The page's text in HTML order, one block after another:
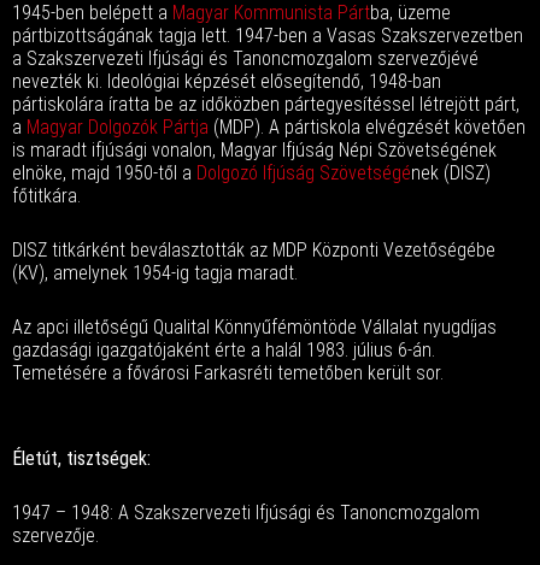
1945-ben belépett a Magyar Kommunista Pártba, üzeme
pártbizottságának tagja lett. 1947-ben a Vasas Szakszervezetben
a Szakszervezeti Ifjúsági és Tanoncmozgalom szervezőjévé
nevezték ki. Ideológiai képzését elősegítendő, 1948-ban
pártiskolára íratta be az időközben pártegyesítéssel létrejött párt,
a Magyar Dolgozók Pártja (MDP). A pártiskola elvégzését követően
is maradt ifjúsági vonalon, Magyar Ifjúság Népi Szövetségének
elnöke, majd 1950-től a Dolgozó Ifjúság Szövetségének (DISZ)
főtitkára.
DISZ titkárként beválasztották az MDP Központi Vezetőségébe
(KV), amelynek 1954-ig tagja maradt.
Az apci illetőségű Qualital Könnyűfémöntöde Vállalat nyugdíjas
gazdasági igazgatójaként érte a halál 1983. július 6-án.
Temetésére a fővárosi Farkasréti temetőben került sor.
Életút, tisztségek:
1947 – 1948: A Szakszervezeti Ifjúsági és Tanoncmozgalom
szervezője.